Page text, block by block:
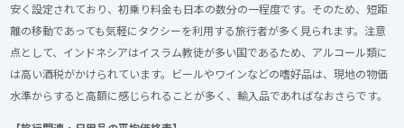
安く設定されており、初乗り料金も日本の数分の一程度です。そのため、短距
離の移動であっても気軽にタクシーを利用する旅行者が多く見られます。注意
点として、インドネシアはイスラム教徒が多い国であるため、アルコール類に
は高い酒税がかけられています。ビールやワインなどの嗜好品は、現地の物価
水準からすると高額に感じられることが多く、輸入品であればなおさらです。